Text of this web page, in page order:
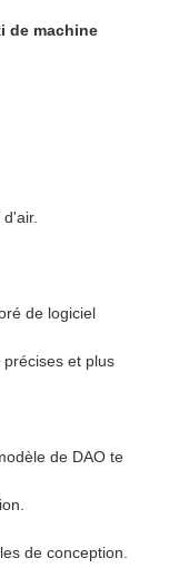
de machine
de logiciel
et plus
de DAO te
de conception.